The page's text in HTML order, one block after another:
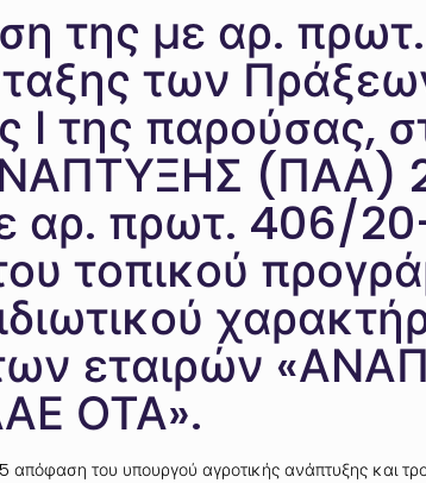
της με αρ. πρωτ.
των
Ι της
(ΠΑΑ)
αρ. πρωτ. 406/
τοπικού
εταιρών
ΟΤΑ».
του υπουργού αγροτικής ανάπτυξης και